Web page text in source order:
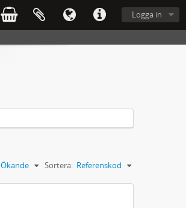
Logga in
Sortera: Referenskod
Ökande